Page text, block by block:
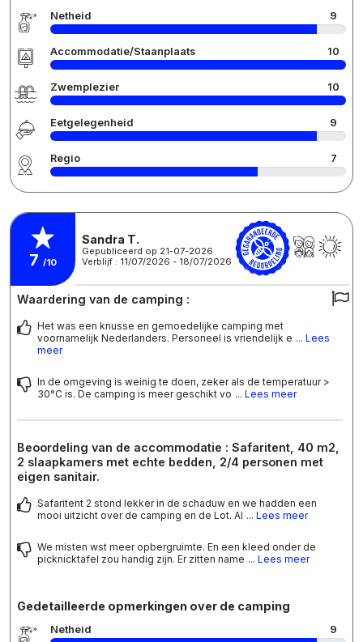
Netheid 9
Accommodatie/Staanplaats 10
Zwemplezier 10
Eetgelegenheid 9
Regio 7
7 /10
Sandra T.
Gepubliceerd op 21-07-2026
Verblijf : 11/07/2026 - 18/07/2026
Waardering van de camping :
Het was een knusse en gemoedelijke camping met
voornamelijk Nederlanders. Personeel is vriendelijk e ... Lees
meer
In de omgeving is weinig te doen, zeker als de temperatuur >
30°C is. De camping is meer geschikt vo ... Lees meer
Beoordeling van de accommodatie : Safaritent, 40 m2,
2 slaapkamers met echte bedden, 2/4 personen met
eigen sanitair.
Safaritent 2 stond lekker in de schaduw en we hadden een
mooi uitzicht over de camping en de Lot. Al ... Lees meer
We misten wst meer opbergruimte. En een kleed onder de
picknicktafel zou handig zijn. Er zitten name ... Lees meer
Gedetailleerde opmerkingen over de camping
Netheid 9